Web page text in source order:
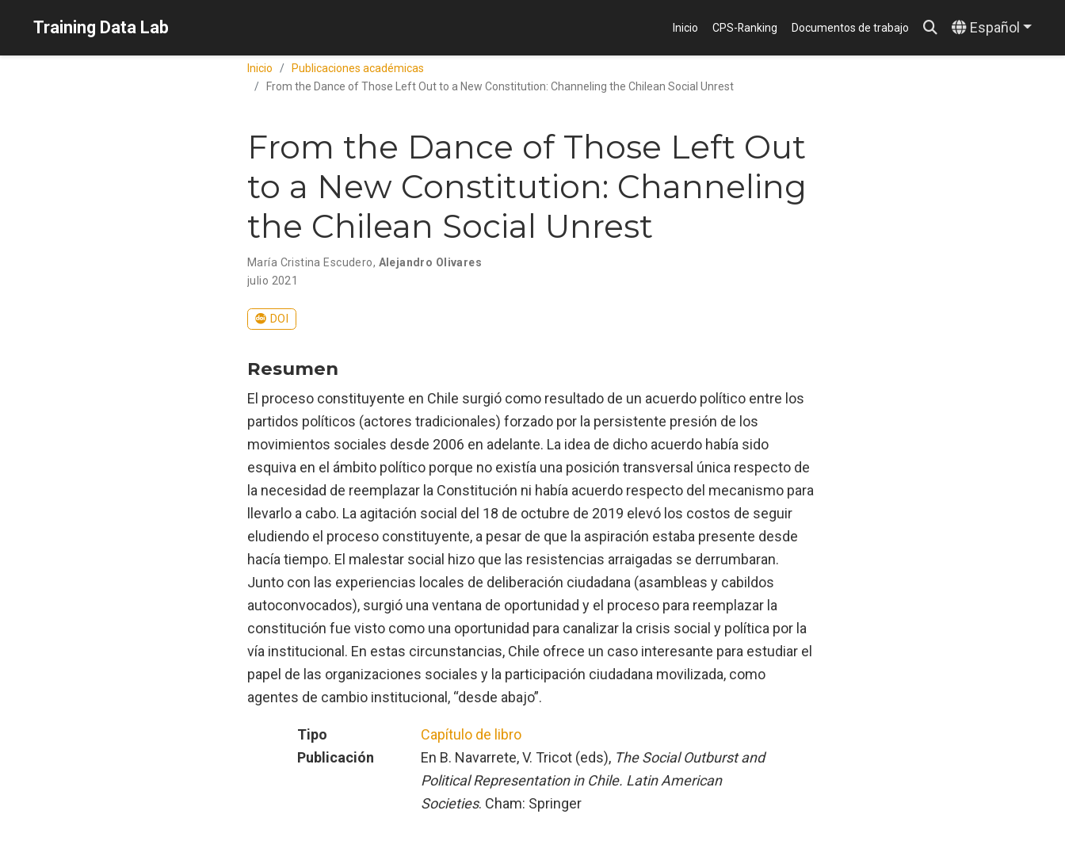
Training Data Lab Inicio CPS-Ranking Documentos de trabajo Español
Inicio
Publicaciones académicas
From the Dance of Those Left Out to a New Constitution: Channeling the Chilean Social Unrest
From the Dance of Those Left Out
to a New Constitution: Channeling
the Chilean Social Unrest
María Cristina Escudero, Alejandro Olivares
julio 2021
DOI
Resumen
El proceso constituyente en Chile surgió como resultado de un acuerdo político entre los
partidos políticos (actores tradicionales) forzado por la persistente presión de los
movimientos sociales desde 2006 en adelante. La idea de dicho acuerdo había sido
esquiva en el ámbito político porque no existía una posición transversal única respecto de
la necesidad de reemplazar la Constitución ni había acuerdo respecto del mecanismo para
llevarlo a cabo. La agitación social del 18 de octubre de 2019 elevó los costos de seguir
eludiendo el proceso constituyente, a pesar de que la aspiración estaba presente desde
hacía tiempo. El malestar social hizo que las resistencias arraigadas se derrumbaran.
Junto con las experiencias locales de deliberación ciudadana (asambleas y cabildos
autoconvocados), surgió una ventana de oportunidad y el proceso para reemplazar la
constitución fue visto como una oportunidad para canalizar la crisis social y política por la
vía institucional. En estas circunstancias, Chile ofrece un caso interesante para estudiar el
papel de las organizaciones sociales y la participación ciudadana movilizada, como
agentes de cambio institucional, “desde abajo”.
Tipo
Capítulo de libro
Publicación
En B. Navarrete, V. Tricot (eds), The Social Outburst and
Political Representation in Chile. Latin American
Societies. Cham: Springer